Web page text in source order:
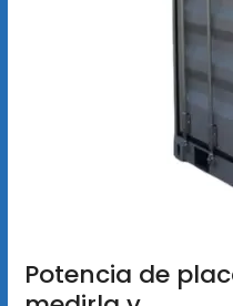
Potencia de